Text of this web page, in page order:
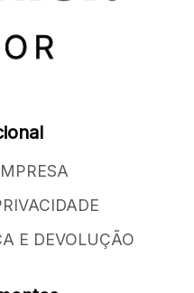
E DEVOLUÇÃO